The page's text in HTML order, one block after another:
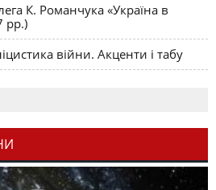
К. Романчука «Україна в
рр.)
війни. Акценти і табу